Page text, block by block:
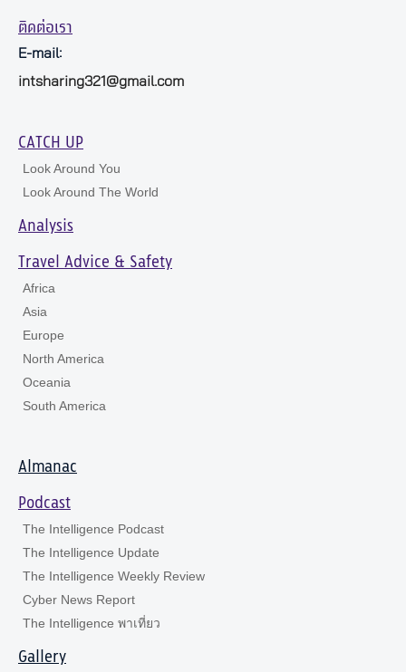
ติดต่อเรา
E-mail:
intsharing321@gmail.com
CATCH UP
Look Around You
Look Around The World
Analysis
Travel Advice & Safety
Africa
Asia
Europe
North America
Oceania
South America
Almanac
Podcast
The Intelligence Podcast
The Intelligence Update
The Intelligence Weekly Review
Cyber News Report
The Intelligence พาเที่ยว
Gallery